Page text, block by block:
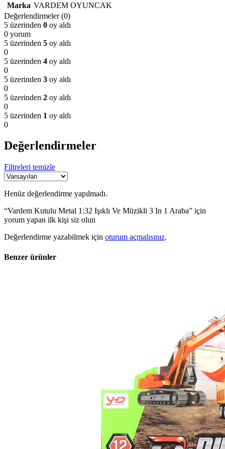
Marka VARDEM OYUNCAK
Değerlendirmeler (0)
5 üzerinden 0 oy aldı
0 yorum
5 üzerinden 5 oy aldı
0
5 üzerinden 4 oy aldı
0
5 üzerinden 3 oy aldı
0
5 üzerinden 2 oy aldı
0
5 üzerinden 1 oy aldı
0
Değerlendirmeler
Filtreleri temizle
Henüz değerlendirme yapılmadı.
“Vardem Kutulu Metal 1:32 Işıklı Ve Müzikli 3 In 1 Araba” için
yorum yapan ilk kişi siz olun
Değerlendirme yazabilmek için oturum açmalısınız.
Benzer ürünler